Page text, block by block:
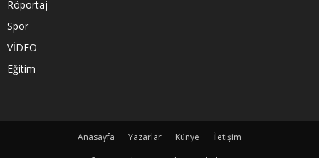
Röportaj
Spor
VİDEO
Eğitim
Anasayfa Yazarlar Künye
İletişim